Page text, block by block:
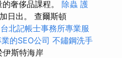
奢侈品課程。 除蟲 護
日出。 查爾斯頓
台北記帳士事務所專業服
的SEO公司 不鏽鋼洗手
斯特海岸